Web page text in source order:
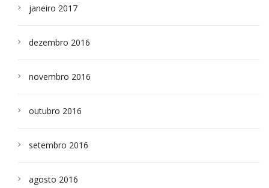
janeiro 2017
dezembro 2016
novembro 2016
outubro 2016
setembro 2016
agosto 2016